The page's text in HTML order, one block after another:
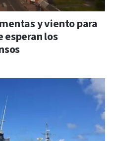
y viento para
esperan los